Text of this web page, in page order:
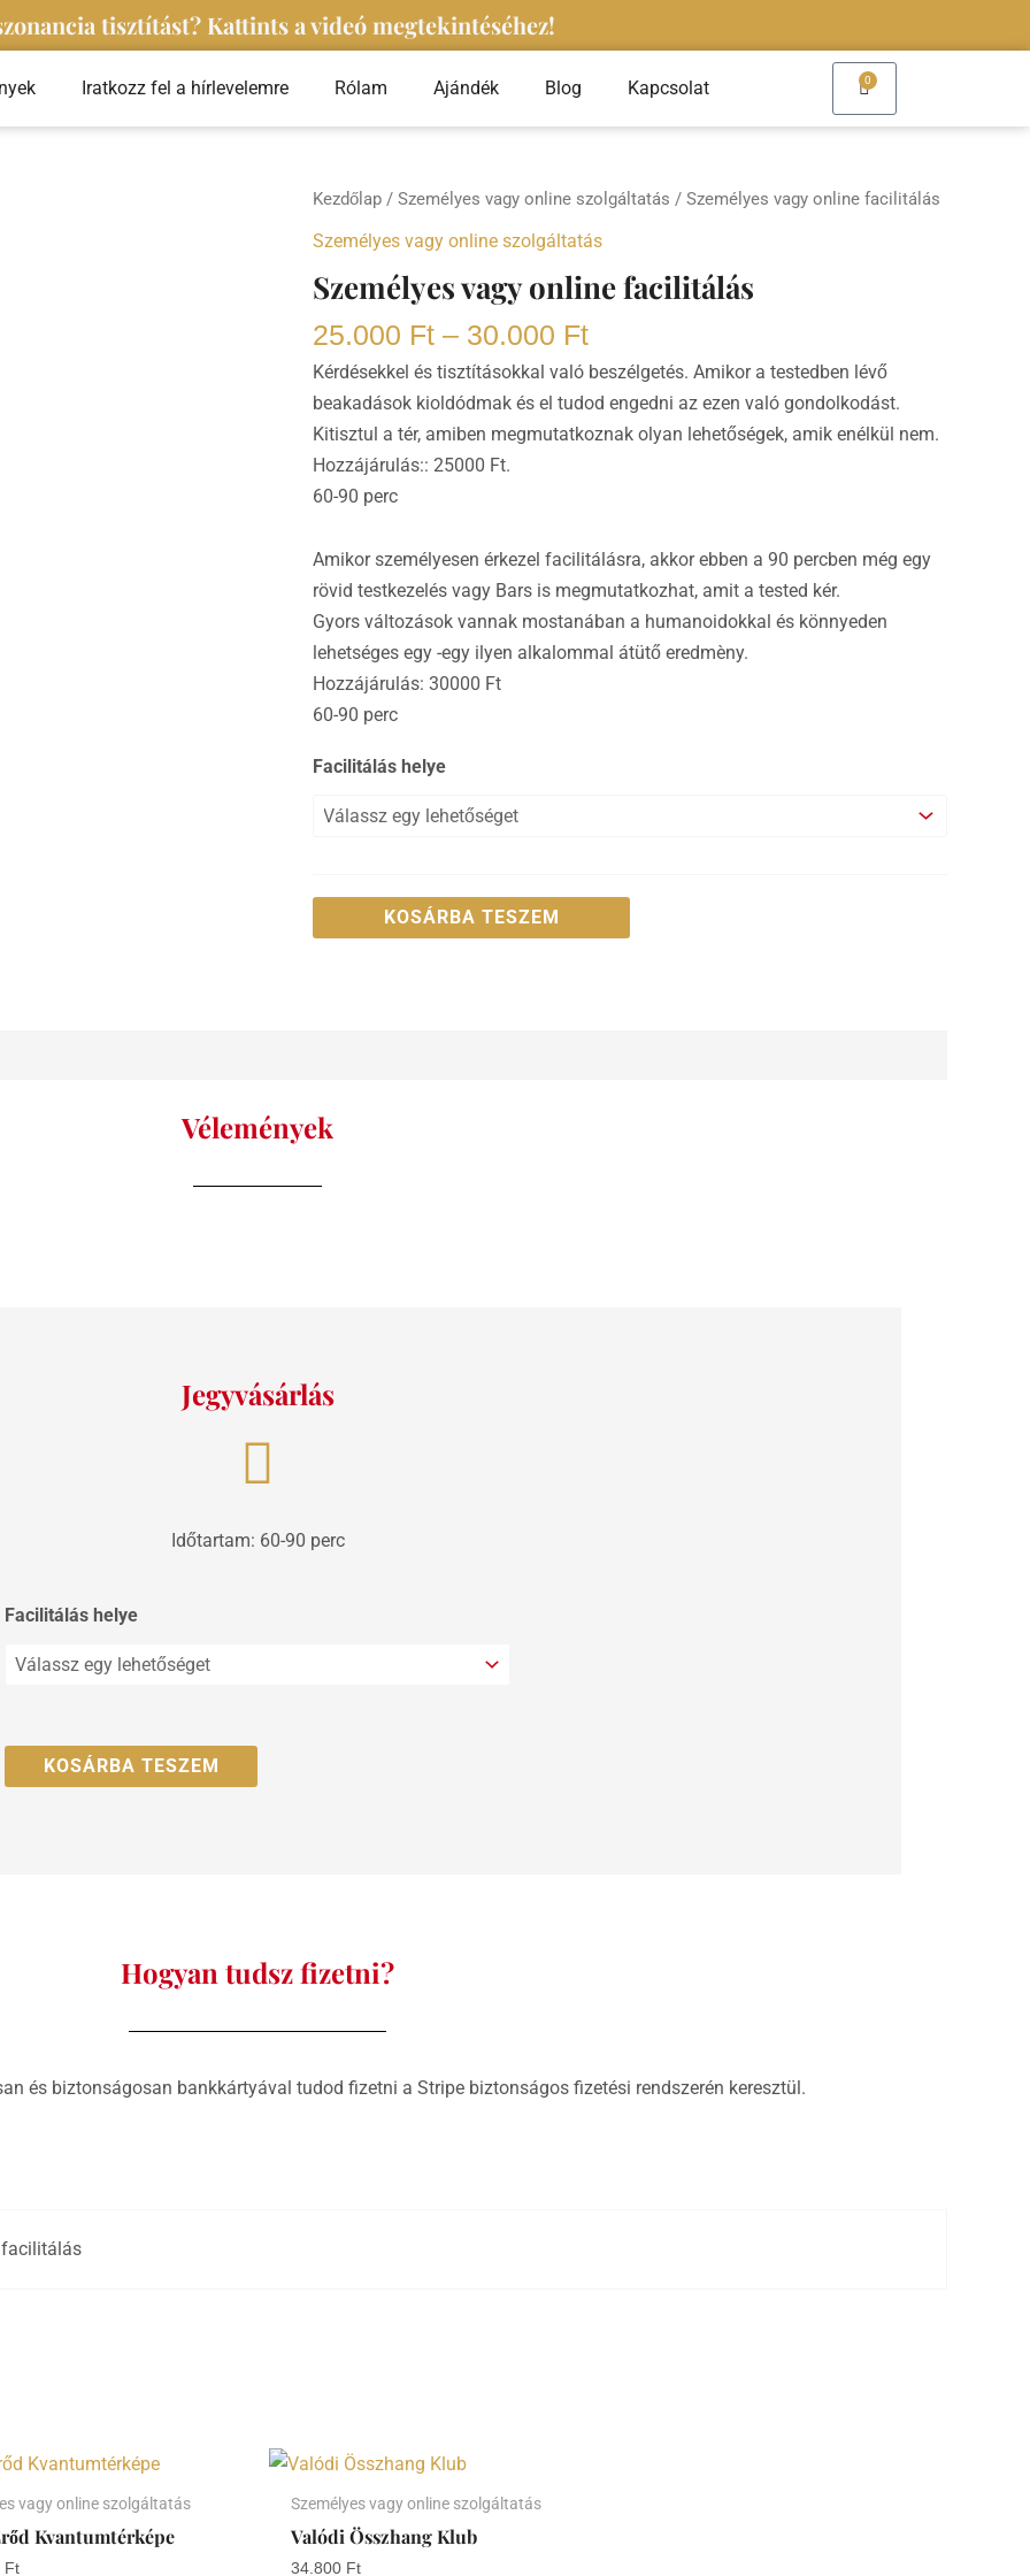
tisztítást? Kattints a videó megtekintéséhez!
Iratkozz fel a hírlevelemre Rólam Ajándék Blog Kapcsolat 0
Kosár
Kezdőlap / Személyes vagy online szolgáltatás / Személyes vagy online facilitálás
Személyes vagy online szolgáltatás
Személyes vagy online facilitálás
25.000 Ft – 30.000 Ft
Kérdésekkel és tisztításokkal való beszélgetés. Amikor a testedben lévő
beakadások kioldódmak és el tudod engedni az ezen való gondolkodást.
Kitisztul a tér, amiben megmutatkoznak olyan lehetőségek, amik enélkül nem.
Hozzájárulás:: 25000 Ft.
60-90 perc
Amikor személyesen érkezel facilitálásra, akkor ebben a 90 percben még egy
rövid testkezelés vagy Bars is megmutatkozhat, amit a tested kér.
Gyors változások vannak mostanában a humanoidokkal és könnyeden
lehetséges egy -egy ilyen alkalommal átütő eredmèny.
Hozzájárulás: 30000 Ft
60-90 perc
Facilitálás helye
Személyes
vagy
facilitálás
mennyiség
KOSÁRBA TESZEM
Vélemények
Jegyvásárlás
Időtartam: 60-90 perc
Facilitálás helye
Személyes
online
KOSÁRBA TESZEM
Hogyan tudsz fizetni?
és biztonságosan bankkártyával tudod fizetni a Stripe biztonságos fizetési rendszerén keresztül.
facilitálás
vagy online szolgáltatás
Kvantumtérképe
Ft
Személyes vagy online szolgáltatás
Valódi Összhang Klub
34.800 Ft